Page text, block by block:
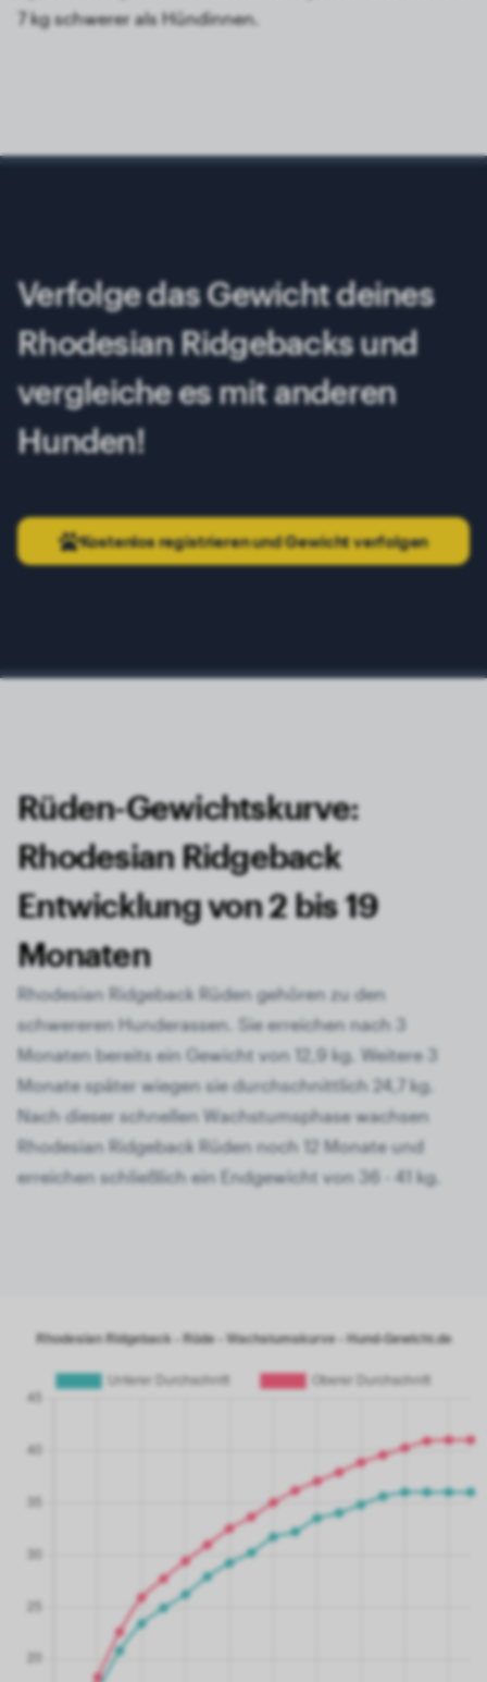
7 kg schwerer als Hündinnen.
Verfolge das Gewicht deines
Rhodesian Ridgebacks und
vergleiche es mit anderen
Hunden!
Kostenlos registrieren und Gewicht verfolgen
Rüden-Gewichtskurve:
Rhodesian Ridgeback
Entwicklung von 2 bis 19
Monaten
Rhodesian Ridgeback Rüden gehören zu den
schwereren Hunderassen. Sie erreichen nach 3
Monaten bereits ein Gewicht von 12,9 kg. Weitere 3
Monate später wiegen sie durchschnittlich 24,7 kg.
Nach dieser schnellen Wachstumsphase wachsen
Rhodesian Ridgeback Rüden noch 12 Monate und
erreichen schließlich ein Endgewicht von 36 - 41 kg.